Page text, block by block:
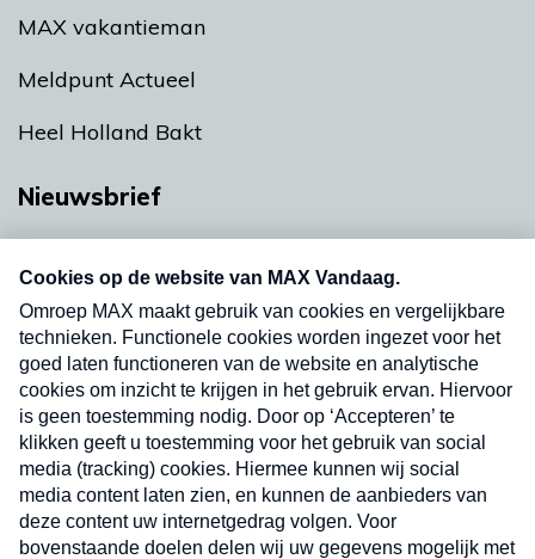
MAX vakantieman
Meldpunt Actueel
Heel Holland Bakt
Nieuwsbrief
nieuwsbrief. Elke vrijdag- en dinsdagochtend in
uw mailbox.
Verzend